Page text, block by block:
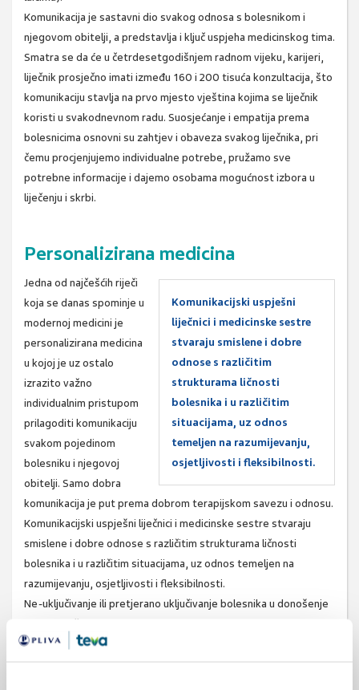
Komunikacija je sastavni dio svakog odnosa s bolesnikom i
njegovom obitelji, a predstavlja i ključ uspjeha medicinskog tima.
Smatra se da će u četrdesetgodišnjem radnom vijeku, karijeri,
liječnik prosječno imati između 160 i 200 tisuća konzultacija, što
komunikaciju stavlja na prvo mjesto vještina kojima se liječnik
koristi u svakodnevnom radu. Suosjećanje i empatija prema
bolesnicima osnovni su zahtjev i obaveza svakog liječnika, pri
čemu procjenjujemo individualne potrebe, pružamo sve
potrebne informacije i dajemo osobama mogućnost izbora u
liječenju i skrbi.
Personalizirana medicina
Komunikacijski uspješni
liječnici i medicinske sestre
stvaraju smislene i dobre
odnose s različitim
strukturama ličnosti
bolesnika i u različitim
situacijama, uz odnos
temeljen na razumijevanju,
osjetljivosti i fleksibilnosti.
Jedna od najčešćih riječi
koja se danas spominje u
modernoj medicini je
personalizirana medicina
u kojoj je uz ostalo
izrazito važno
individualnim pristupom
prilagoditi komunikaciju
svakom pojedinom
bolesniku i njegovoj
obitelji. Samo dobra
komunikacija je put prema dobrom terapijskom savezu i odnosu.
Komunikacijski uspješni liječnici i medicinske sestre stvaraju
smislene i dobre odnose s različitim strukturama ličnosti
bolesnika i u različitim situacijama, uz odnos temeljen na
razumijevanju, osjetljivosti i fleksibilnosti.
Ne-uključivanje ili pretjerano uključivanje bolesnika u donošenje
odluka može dovesti do nezadovoljstva i nesuradnje te utjecati
na ishod liječenja. Cilj je prepoznati želje bolesnika. Ako liječnik